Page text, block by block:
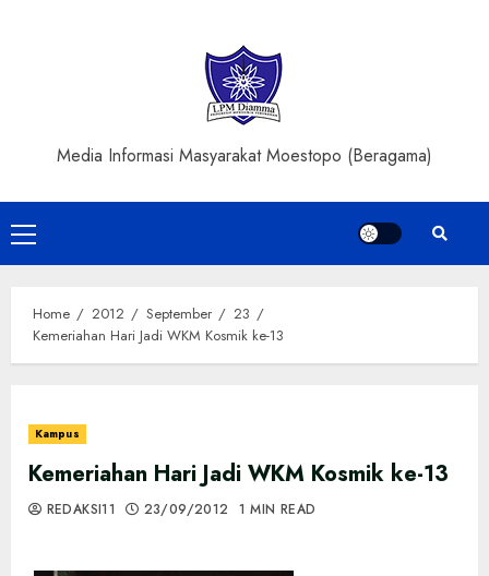
Media Informasi Masyarakat Moestopo (Beragama)
Primary
Menu
Home 2012 September
23
Kemeriahan Hari Jadi WKM Kosmik ke-13
Kampus
Kemeriahan Hari Jadi WKM Kosmik ke-13
REDAKSI11 23/09/2012 1 MIN READ